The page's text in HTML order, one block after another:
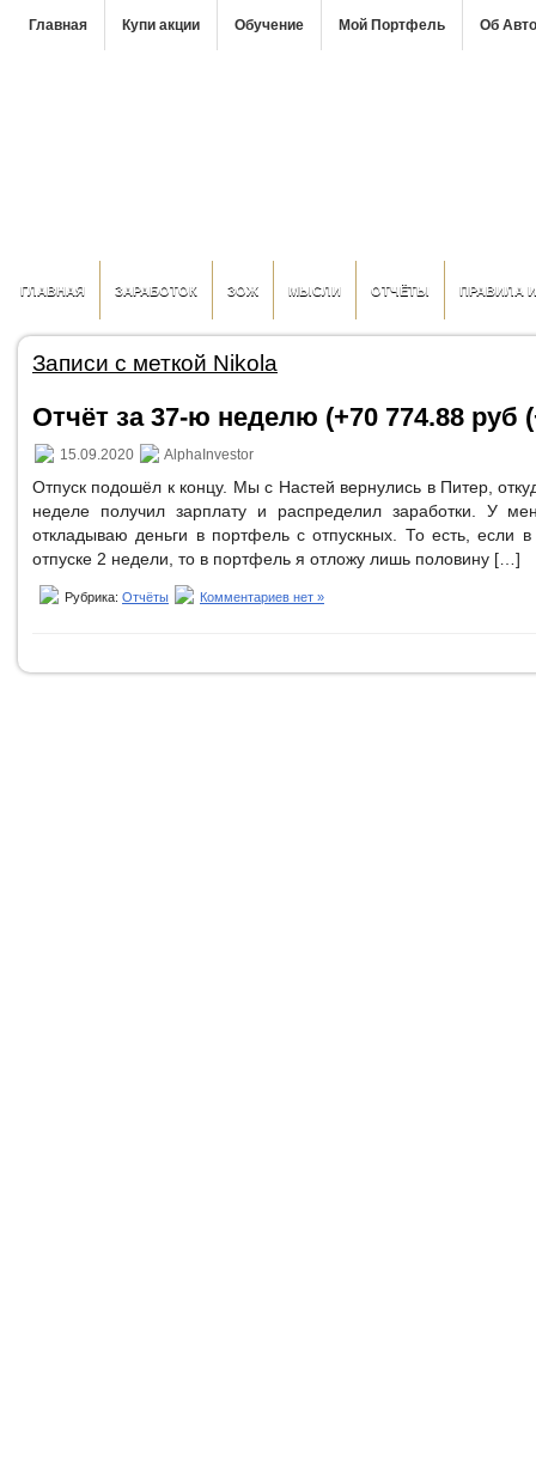
Главная Купи акции Обучение Мой Портфель Об
ГЛАВНАЯ ЗАРАБОТОК ЗОЖ МЫСЛИ ОТЧЁТЫ ПРАВИЛА
Записи с меткой Nikola
Отчёт за 37-ю неделю (+70 774.88 руб
15.09.2020 AlphaInvestor
Отпуск подошёл к концу. Мы с Настей вернулись в Питер,
неделе получил зарплату и распределил заработки. У
откладываю деньги в портфель с отпускных. То есть, если
отпуске 2 недели, то в портфель я отложу лишь половину […]
Рубрика: Отчёты Комментариев нет »